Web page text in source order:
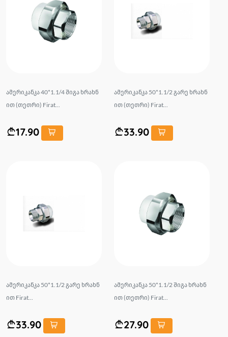
ამერიკანკა 40*1.1/4 შიგა ხრახნ
ით (თეთრი) Firat...
17.90
ამერიკანკა 50*1.1/2 გარე ხრახნ
ით (თეთრი) Firat...
33.90
ამერიკანკა 50*1.1/2 გარე ხრახნ
ით Firat...
33.90
ამერიკანკა 50*1.1/2 შიგა ხრახნ
ით (თეთრი) Firat...
27.90